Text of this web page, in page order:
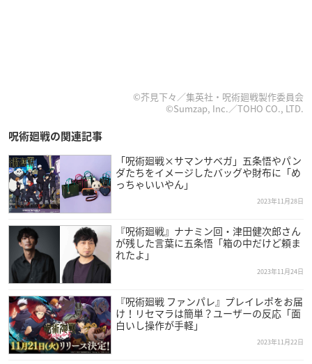
©芥見下々／集英社・呪術廻戦製作委員会
©Sumzap, Inc.／TOHO CO., LTD.
呪術廻戦の関連記事
「呪術廻戦×サマンサベガ」五条悟やパン
ダたちをイメージしたバッグや財布に「め
っちゃいいやん」
2023年11月28日
『呪術廻戦』ナナミン回・津田健次郎さん
が残した言葉に五条悟「箱の中だけど頼ま
れたよ」
2023年11月24日
『呪術廻戦 ファンパレ』プレイレポをお届
け！リセマラは簡単？ユーザーの反応「面
白いし操作が手軽」
2023年11月22日